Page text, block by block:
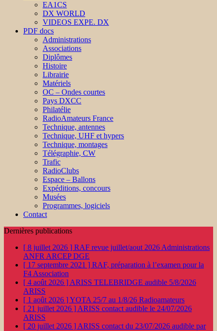
EA1CS
DX WORLD
VIDEOS EXPE. DX
PDF docs
Administrations
Associations
Diplômes
Histoire
Librairie
Matériels
OC – Ondes courtes
Pays DXCC
Philatélie
RadioAmateurs France
Technique, antennes
Technique, UHF et hypers
Technique, montages
Télégraphie, CW
Trafic
RadioClubs
Espace – Ballons
Expéditions, concours
Musées
Programmes, logiciels
Contact
Dernières publications
[ 8 juillet 2026 ] RAF revue juillet/aout 2026 Administrations
ANFR ARCEP DGE
[ 17 septembre 2021 ] RAF, préparation à l’examen pour la
F4 Association
[ 4 août 2026 ] ARISS TELEBRIDGE audible 5/8/2026
ARISS
[ 1 août 2026 ]YOTA 25/7 au 1/8/26 Radioamateurs
[ 21 juillet 2026 ] ARISS contact audible le 24/07/2026
ARISS
[ 20 juillet 2026 ] ARISS contact du 23/07/2026 audible par